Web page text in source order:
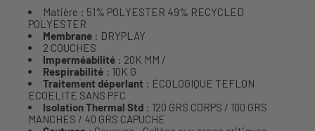
Matière : 51% POLYESTER 49% RECYCLED
POLYESTER
Membrane : DRYPLAY
2 COUCHES
Imperméabilité : 20K MM /
Respirabilité : 10K G
Traitement déperlant : ÉCOLOGIQUE TEFLON
ECOELITE SANS PFC
Isolation Thermal Std : 120 GRS CORPS / 100 GRS
MANCHES / 40 GRS CAPUCHE